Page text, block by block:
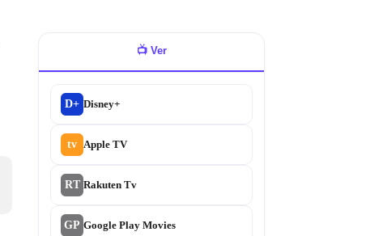
📺 Ver
D+ Disney+
tv Apple TV
RT Rakuten Tv
GP Google Play Movies